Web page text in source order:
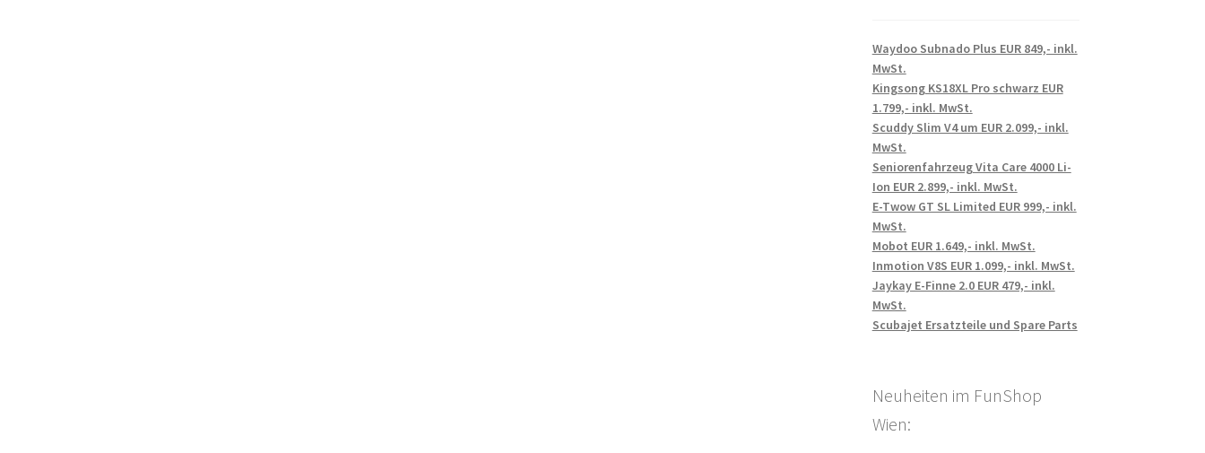
Waydoo Subnado Plus EUR 849,- inkl.
MwSt.
Kingsong KS18XL Pro schwarz EUR
1.799,- inkl. MwSt.
Scuddy Slim V4 um EUR 2.099,- inkl.
MwSt.
Seniorenfahrzeug Vita Care 4000 Li-
Ion EUR 2.899,- inkl. MwSt.
E-Twow GT SL Limited EUR 999,- inkl.
MwSt.
Mobot EUR 1.649,- inkl. MwSt.
Inmotion V8S EUR 1.099,- inkl. MwSt.
Jaykay E-Finne 2.0 EUR 479,- inkl.
MwSt.
Scubajet Ersatzteile und Spare Parts
Neuheiten im FunShop
Wien: